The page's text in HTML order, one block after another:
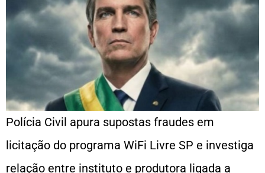
Polícia Civil apura supostas fraudes em
licitação do programa WiFi Livre SP e investiga
relação entre instituto e produtora ligada a